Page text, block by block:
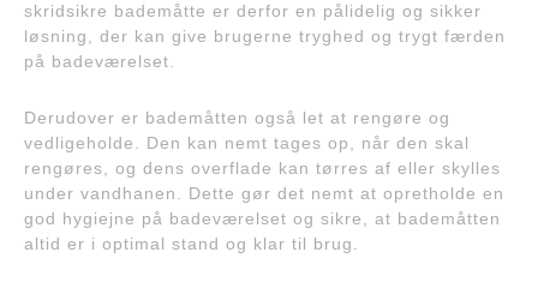
skridsikre bademåtte er derfor en pålidelig og sikker
løsning, der kan give brugerne tryghed og trygt færden
på badeværelset.
Derudover er bademåtten også let at rengøre og
vedligeholde. Den kan nemt tages op, når den skal
rengøres, og dens overflade kan tørres af eller skylles
under vandhanen. Dette gør det nemt at opretholde en
god hygiejne på badeværelset og sikre, at bademåtten
altid er i optimal stand og klar til brug.